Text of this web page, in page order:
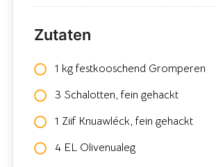
Zutaten
1 kg festkooschend Gromperen
3 Schalotten, fein gehackt
1 Ziif Knuawléck, fein gehackt
4 EL Olivenualeg